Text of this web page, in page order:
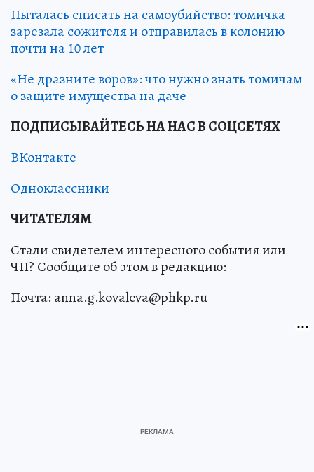
Пыталась списать на самоубийство: томичка
зарезала сожителя и отправилась в колонию
почти на 10 лет
«Не дразните воров»: что нужно знать томичам
о защите имущества на даче
ПОДПИСЫВАЙТЕСЬ НА НАС В СОЦСЕТЯХ
ВКонтакте
Одноклассники
ЧИТАТЕЛЯМ
Стали свидетелем интересного события или
ЧП? Сообщите об этом в редакцию:
Почта: anna.g.kovaleva@phkp.ru